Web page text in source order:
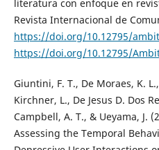
literatura con enfoque en
Revista Internacional de
https://doi.org/10.12795/
https://doi.org/10.12795/
Giuntini, F. T., De Moraes, K.
Kirchner, L., De Jesus D. Dos
Campbell, A. T., & Ueyama, J.
Assessing the Temporal